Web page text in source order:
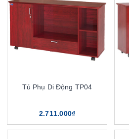
Tủ Phụ Di Động TP04
2.711.000₫